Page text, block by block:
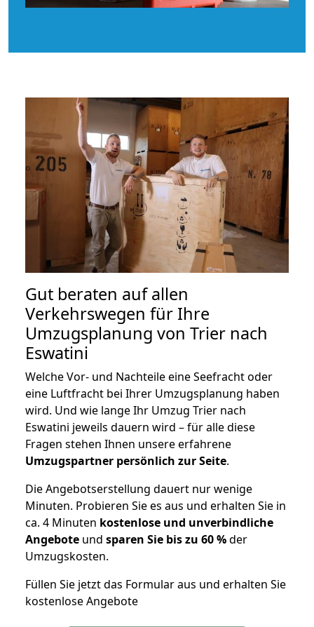
Gut beraten auf allen
Verkehrswegen für Ihre
Umzugsplanung von Trier nach
Eswatini
Welche Vor- und Nachteile eine Seefracht oder
eine Luftfracht bei Ihrer Umzugsplanung haben
wird. Und wie lange Ihr Umzug Trier nach
Eswatini jeweils dauern wird – für alle diese
Fragen stehen Ihnen unsere erfahrene
Umzugspartner persönlich zur Seite.
Die Angebotserstellung dauert nur wenige
Minuten. Probieren Sie es aus und erhalten Sie in
ca. 4 Minuten kostenlose und unverbindliche
Angebote und sparen Sie bis zu 60 %der
Umzugskosten.
Füllen Sie jetzt das Formular aus und erhalten Sie
kostenlose Angebote